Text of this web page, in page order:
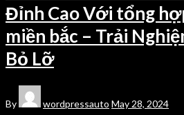
Đỉnh Cao Với tổng
miền bắc – Trải
Bỏ Lỡ
By wordpressauto May 28, 2024